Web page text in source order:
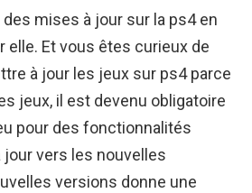
mises à jour sur la ps4 en
elle. Et vous êtes curieux de
à jour les jeux sur ps4 parce
jeux, il est devenu obligatoire
pour des fonctionnalités
jour vers les nouvelles
versions donne une